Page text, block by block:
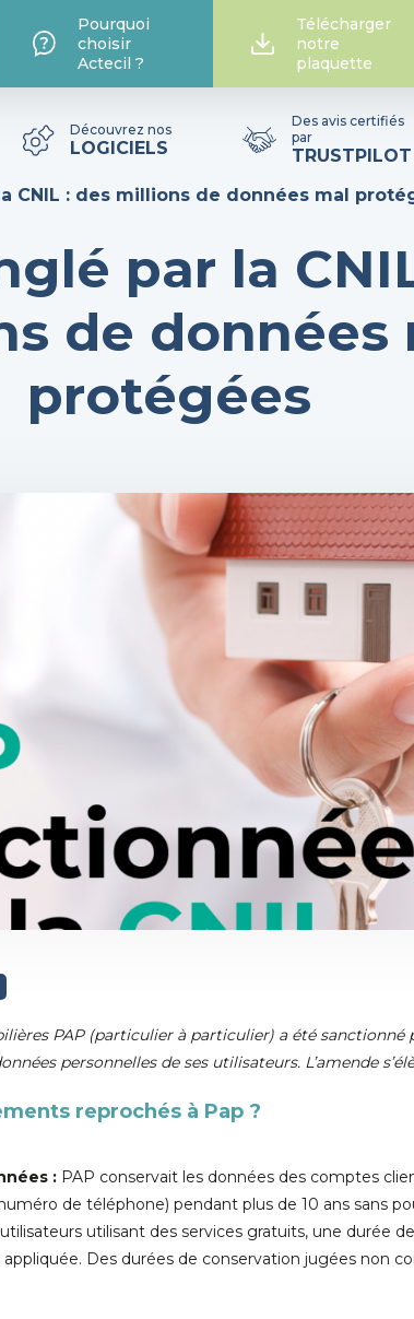
Pourquoi
choisir
Actecil ?
Télécharger
notre
plaquette
Découvrez nos
LOGICIELS
Des avis certifiés
par
TRUSTPILOT
CNIL : des millions de données mal
par la
de données
protégées
PAP (particulier à particulier) a été sanctionné
personnelles de ses utilisateurs. L’amende
reprochés à Pap ?
: PAP conservait les données des comptes
de téléphone) pendant plus de 10 ans sans
utilisant des services gratuits, une durée
Des durées de conservation jugées non